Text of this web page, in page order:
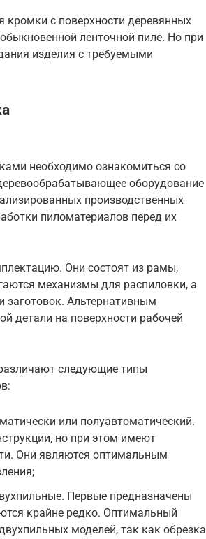
кромки с поверхности деревянных
ленточной пиле. Но при
изделия с требуемыми
необходимо ознакомиться со
оборудование
производственных
пиломатериалов перед их
Они состоят из рамы,
механизмы для распиловки, а
Альтернативным
детали на поверхности рабочей
следующие типы
или полуавтоматический.
но при этом имеют
Они являются оптимальным
Первые предназначены
крайне редко. Оптимальный
моделей, так как обрезка